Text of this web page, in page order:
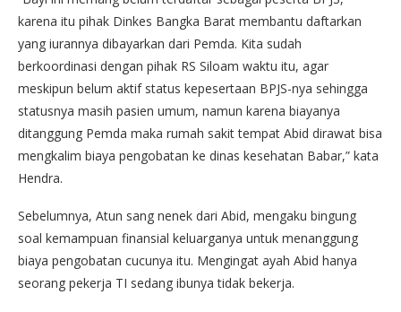
karena itu pihak Dinkes Bangka Barat membantu daftarkan
yang iurannya dibayarkan dari Pemda. Kita sudah
berkoordinasi dengan pihak RS Siloam waktu itu, agar
meskipun belum aktif status kepesertaan BPJS-nya sehingga
statusnya masih pasien umum, namun karena biayanya
ditanggung Pemda maka rumah sakit tempat Abid dirawat bisa
mengkalim biaya pengobatan ke dinas kesehatan Babar,” kata
Hendra.
Sebelumnya, Atun sang nenek dari Abid, mengaku bingung
soal kemampuan finansial keluarganya untuk menanggung
biaya pengobatan cucunya itu. Mengingat ayah Abid hanya
seorang pekerja TI sedang ibunya tidak bekerja.